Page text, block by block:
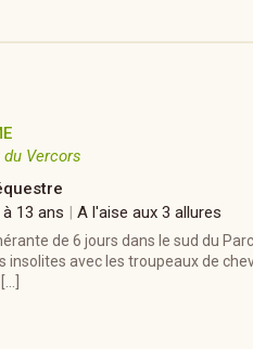
du Vercors
13 ans | A l'aise aux 3 allures
de 6 jours dans le sud du
insolites avec les troupeaux de